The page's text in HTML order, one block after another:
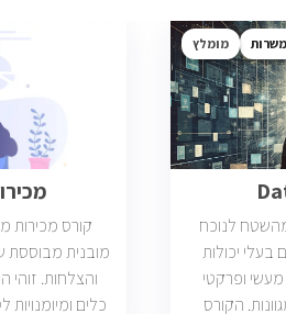
מומלץ
לנוכח
בעלי יכולות
מעשי ופרקטי
הקורס
קורס
מובנית מבוססת
והצלחות.
כלים ומיומנויות